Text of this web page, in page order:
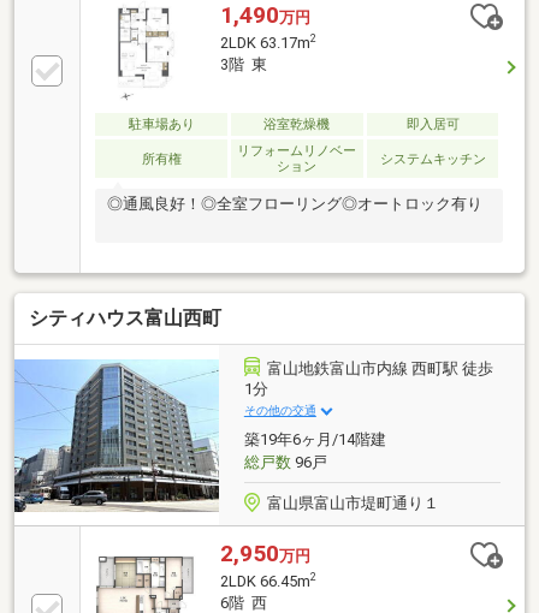
1,490万円
2LDK 63.17m2
3階 東
駐車場あり 浴室乾燥機 即入居可
所有権
リフォームリノベー
ション
システムキッチン
◎通風良好！◎全室フローリング◎オートロック有り
シティハウス富山西町
富山地鉄富山市内線 西町駅 徒歩
1分
その他の交通
築19年6ヶ月/14階建
総戸数96戸
富山県富山市堤町通り１
2,950万円
2LDK 66.45m2
6階 西